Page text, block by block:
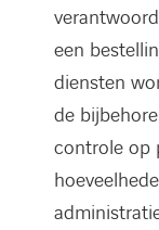
een
diensten
de
controle op